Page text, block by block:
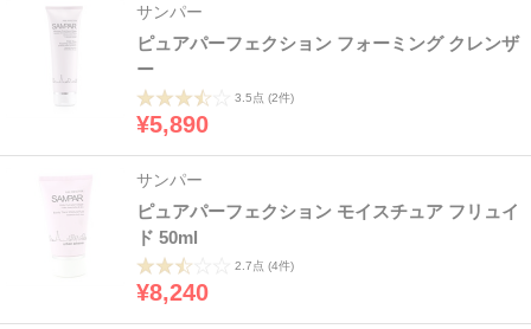
サンパー
ピュアパーフェクション フォーミング クレンザ
ー
3.5点 (2件)
¥5,890
サンパー
ピュアパーフェクション モイスチュア フリュイ
ド 50ml
2.7点 (4件)
¥8,240